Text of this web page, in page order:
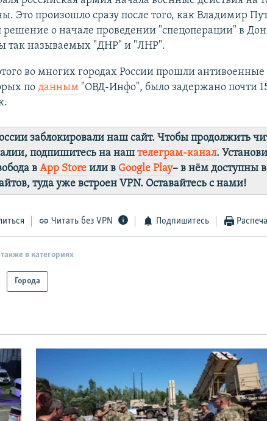
Это произошло сразу после того, как Владимир
о начале проведении "спецоперации" в
так называемых "ДНР" и "ЛНР".
во многих городах России прошли антивоенные
по данным"ОВД-Инфо", было задержано почти
заблокировали наш сайт. Чтобы продолжить
подпишитесь на наштелеграм-канал.
вApp Store или в Google Play– в нём доступны
туда уже встроен VPN. Оставайтесь с нами!
Читать без VPN Подпишитесь
в категориях
Города